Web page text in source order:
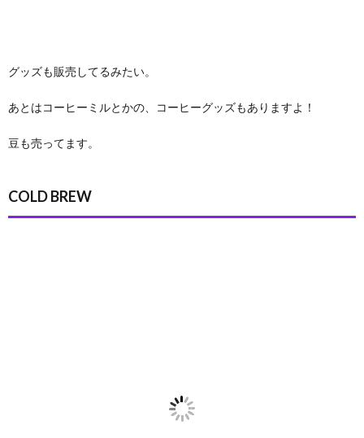
グッズも販売してるみたい。
あとはコーヒーミルとかの、コーヒーグッズもありますよ！
豆も売ってます。
COLD BREW